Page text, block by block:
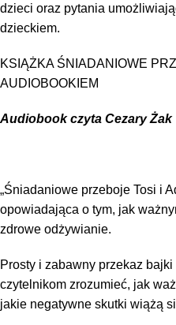
dzieci oraz pytania
dzieckiem.
KSIĄŻKA ŚNIADANIOWE
AUDIOBOOKIEM
Audiobook czyta Cezary Żak
„Śniadaniowe przeboje Tosi i
opowiadająca o tym, jak
zdrowe odżywianie.
Prosty i zabawny przekaz
czytelnikom zrozumieć, jak
jakie negatywne skutki wiążą